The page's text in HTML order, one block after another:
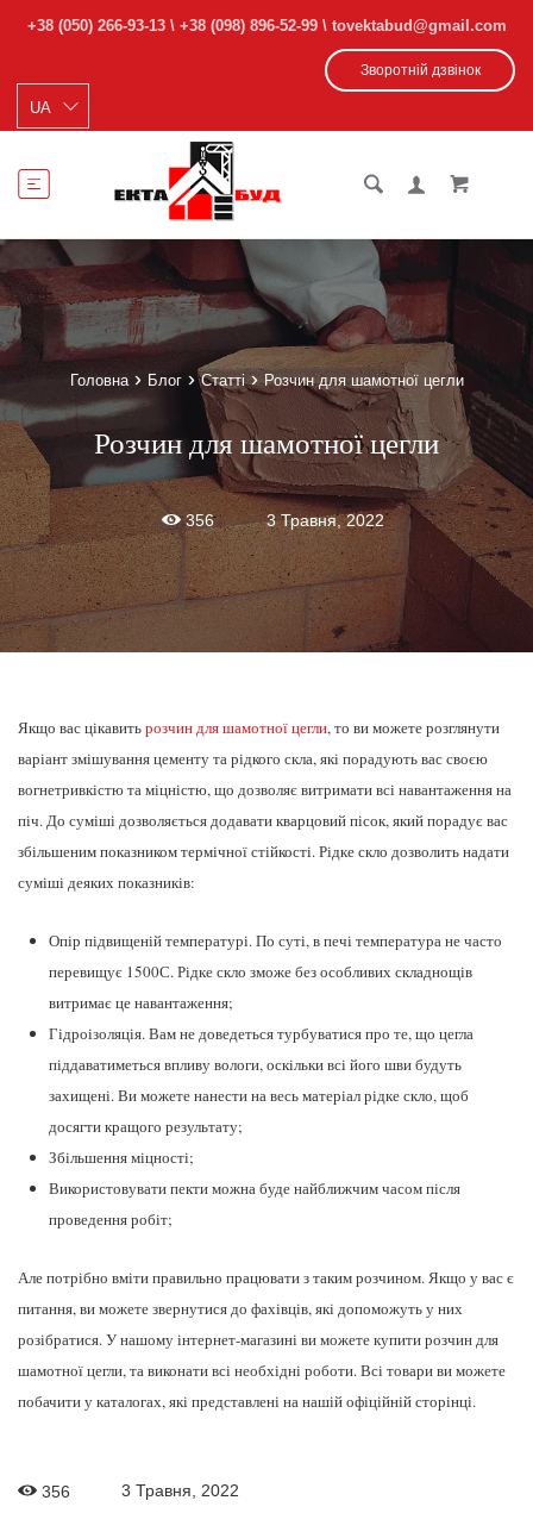
+38 (050) 266-93-13\ +38 (098) 896-52-99 \ tovektabud@gmail.com
Зворотній дзвінок
Головна Блог Статті Розчин для шамотної цегли
Розчин для шамотної цегли
356 3 Травня, 2022
Якщо вас цікавитьрозчин для шамотної цегли, то ви можете розглянути
варіант змішування цементу та рідкого скла, які порадують вас своєю
вогнетривкістю та міцністю, що дозволяє витримати всі навантаження на
піч. До суміші дозволяється додавати кварцовий пісок, який порадує вас
збільшеним показником термічної стійкості. Рідке скло дозволить надати
суміші деяких показників:
Опір підвищеній температурі. По суті, в печі температура не часто
перевищує 1500С. Рідке скло зможе без особливих складнощів
витримає це навантаження;
Гідроізоляція. Вам не доведеться турбуватися про те, що цегла
піддаватиметься впливу вологи, оскільки всі його шви будуть
захищені. Ви можете нанести на весь матеріал рідке скло, щоб
досягти кращого результату;
Збільшення міцності;
Використовувати пекти можна буде найближчим часом після
проведення робіт;
Але потрібно вміти правильно працювати з таким розчином. Якщо у вас є
питання, ви можете звернутися до фахівців, які допоможуть у них
розібратися. У нашому інтернет-магазині ви можете купити розчин для
шамотної цегли, та виконати всі необхідні роботи. Всі товари ви можете
побачити у каталогах, які представлені на нашій офіційній сторінці.
356 3 Травня, 2022